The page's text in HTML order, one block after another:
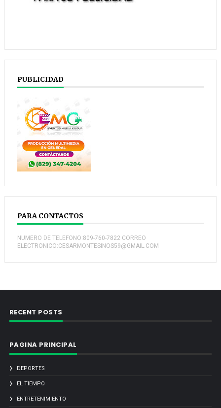
PUBLICIDAD
PARA CONTACTOS
NUMERO DE TELEFONO:809-760-7822 CORREO
ELECTRONICO:CESARMONTESINOS59@GMAIL.COM
RECENT POSTS
PAGINA PRINCIPAL
DEPORTES
EL TIEMPO
ENTRETENIMIENTO